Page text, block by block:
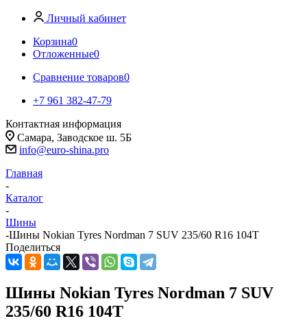
Личный кабинет
Корзина0
Отложенные0
Сравнение товаров0
+7 961 382-47-79
Контактная информация
Самара, Заводское ш. 5Б
info@euro-shina.pro
Главная
-
Каталог
-
Шины
-Шины Nokian Tyres Nordman 7 SUV 235/60 R16 104T
Поделиться
Шины Nokian Tyres Nordman 7 SUV
235/60 R16 104T